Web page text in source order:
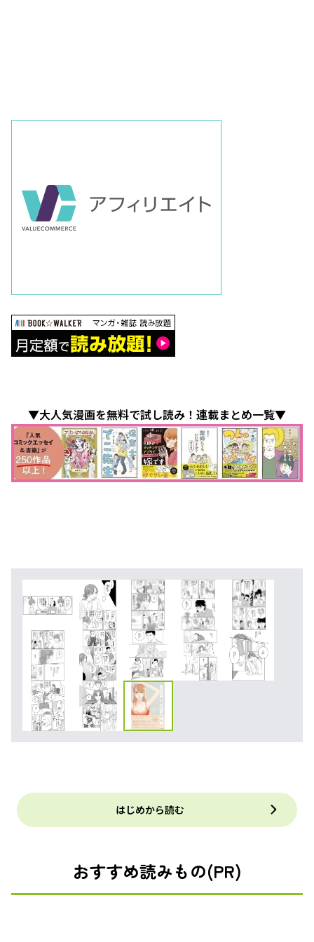
▼大人気漫画を無料で試し読み！連載まとめ一覧▼
はじめから読む
おすすめ読みもの(PR)